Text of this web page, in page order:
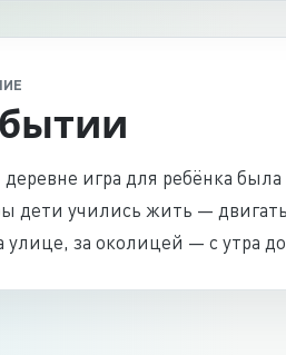
деревне игра для ребёнка
дети учились жить —
улице, за околицей — с утра